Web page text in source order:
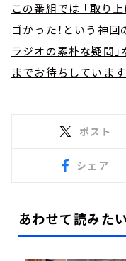
この番組では 「取り
ゴかった！という神回
ラジオの素朴な疑問」
までお待ちしています
ポスト
シェア
あわせて読みたい